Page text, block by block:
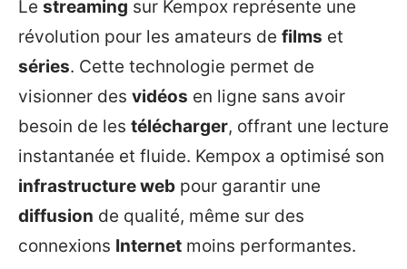
Le streaming sur Kempox représente une
révolution pour les amateurs de films et
séries. Cette technologie permet de
visionner des vidéos en ligne sans avoir
besoin de les télécharger, offrant une lecture
instantanée et fluide. Kempox a optimisé son
infrastructure web pour garantir une
diffusion de qualité, même sur des
connexions Internet moins performantes.